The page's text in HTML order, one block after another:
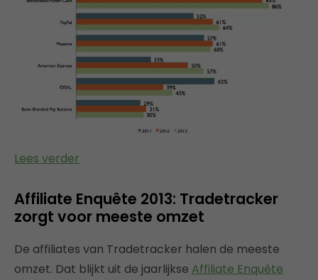
Lees verder
Affiliate Enquête 2013: Tradetracker
zorgt voor meeste omzet
De affiliates van Tradetracker halen de meeste
omzet. Dat blijkt uit de jaarlijkse Affiliate Enquête